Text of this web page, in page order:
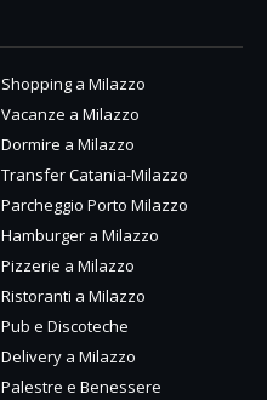
Shopping a Milazzo
Vacanze a Milazzo
Dormire a Milazzo
Transfer Catania-Milazzo
Parcheggio Porto Milazzo
Hamburger a Milazzo
Pizzerie a Milazzo
Ristoranti a Milazzo
Pub e Discoteche
Delivery a Milazzo
Palestre e Benessere